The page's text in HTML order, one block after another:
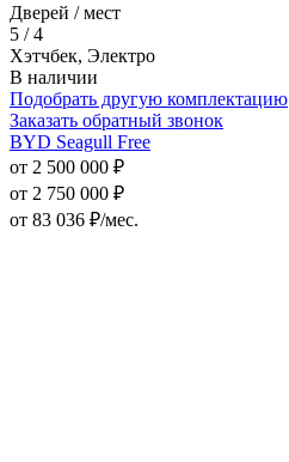
Дверей / мест
5 / 4
Хэтчбек, Электро
В наличии
Подобрать другую комплектацию
Заказать обратный звонок
BYD Seagull Free
от 2 500 000 ₽
от 2 750 000 ₽
от 83 036 ₽/мес.